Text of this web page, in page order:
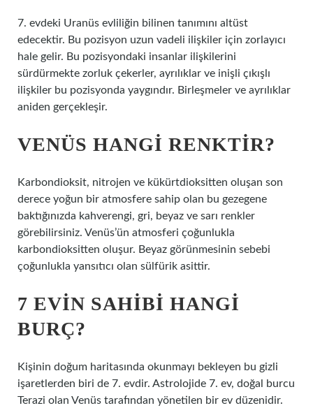
7. evdeki Uranüs evliliğin bilinen tanımını altüst
edecektir. Bu pozisyon uzun vadeli ilişkiler için zorlayıcı
hale gelir. Bu pozisyondaki insanlar ilişkilerini
sürdürmekte zorluk çekerler, ayrılıklar ve inişli çıkışlı
ilişkiler bu pozisyonda yaygındır. Birleşmeler ve ayrılıklar
aniden gerçekleşir.
VENÜS HANGI RENKTIR?
Karbondioksit, nitrojen ve kükürtdioksitten oluşan son
derece yoğun bir atmosfere sahip olan bu gezegene
baktığınızda kahverengi, gri, beyaz ve sarı renkler
görebilirsiniz. Venüs’ün atmosferi çoğunlukla
karbondioksitten oluşur. Beyaz görünmesinin sebebi
çoğunlukla yansıtıcı olan sülfürik asittir.
7 EVIN SAHIBI HANGI
BURÇ?
Kişinin doğum haritasında okunmayı bekleyen bu gizli
işaretlerden biri de 7. evdir. Astrolojide 7. ev, doğal burcu
Terazi olan Venüs tarafından yönetilen bir ev düzenidir.